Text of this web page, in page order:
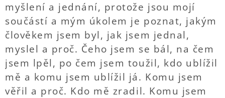
myšlení a jednání, protože jsou mojí
součástí a mým úkolem je poznat, jakým
člověkem jsem byl, jak jsem jednal,
myslel a proč. Čeho jsem se bál, na čem
jsem lpěl, po čem jsem toužil, kdo ublížil
mě a komu jsem ublížil já. Komu jsem
věřil a proč. Kdo mě zradil. Komu jsem